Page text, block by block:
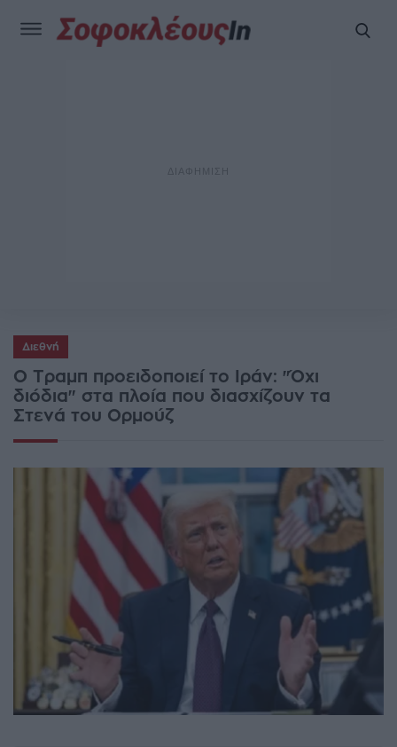
Διεθνή
Ο Τραμπ προειδοποιεί το Ιράν: "Όχι
διόδια" στα πλοία που διασχίζουν τα
Στενά του Ορμούζ